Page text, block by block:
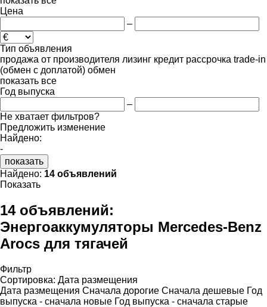
Цена
–
Тип объявления
продажа от производителя лизинг кредит рассрочка trade-in
(обмен с доплатой) обмен
показать все
Год выпуска
–
Не хватает фильтров?
Предложить изменение
Найдено:
-
показать
Найдено: 14 объявлений
Показать
14 объявлений:
Энергоаккумуляторы Mercedes-Benz
Arocs для тягачей
Фильтр
Сортировка: Дата размещения
Дата размещения Сначала дорогие Сначала дешевые Год
выпуска - сначала новые Год выпуска - сначала старые